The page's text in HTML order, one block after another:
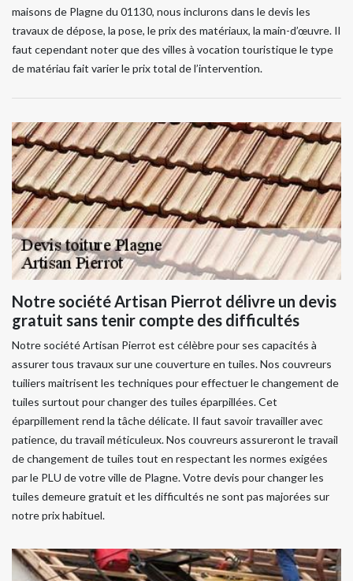
maisons de Plagne du 01130, nous inclurons dans le devis les
travaux de dépose, la pose, le prix des matériaux, la main-d’œuvre. Il
faut cependant noter que des villes à vocation touristique le type
de matériau fait varier le prix total de l’intervention.
Notre société Artisan Pierrot délivre un devis
gratuit sans tenir compte des difficultés
Notre société Artisan Pierrot est célèbre pour ses capacités à
assurer tous travaux sur une couverture en tuiles. Nos couvreurs
tuiliers maitrisent les techniques pour effectuer le changement de
tuiles surtout pour changer des tuiles éparpillées. Cet
éparpillement rend la tâche délicate. Il faut savoir travailler avec
patience, du travail méticuleux. Nos couvreurs assureront le travail
de changement de tuiles tout en respectant les normes exigées
par le PLU de votre ville de Plagne. Votre devis pour changer les
tuiles demeure gratuit et les difficultés ne sont pas majorées sur
notre prix habituel.